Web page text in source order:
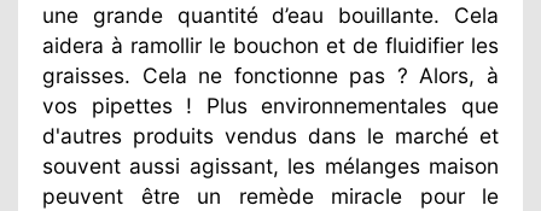
une grande quantité d’eau bouillante. Cela
aidera à ramollir le bouchon et de fluidifier les
graisses. Cela ne fonctionne pas ? Alors, à
vos pipettes ! Plus environnementales que
d'autres produits vendus dans le marché et
souvent aussi agissant, les mélanges maison
peuvent être un remède miracle pour le